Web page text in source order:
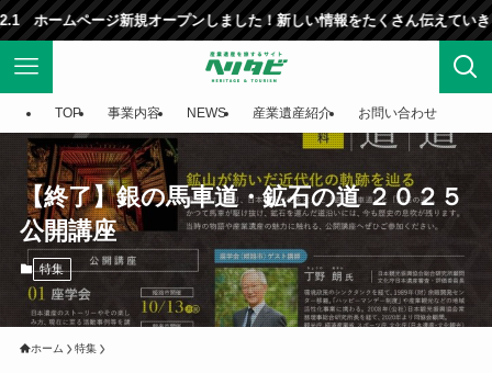
ジ新規オープンしました！新しい情報をたくさん伝えていきます！
TOP 事業内容 NEWS 産業遺産紹介 お問い合わせ
【終了】銀の馬車道・鉱石の道 ２０２５
公開講座
特集
ホーム 特集